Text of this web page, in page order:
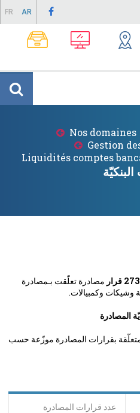
FR AR
Nos domaines
Gestion
Liquidités comptes
273 قرار
مصادرة تعلّقت بـمصادرة
وشيكات وكمبيالات.
بقرارات المصادرة موزّعة حسب
عدد قرارات المصادرة